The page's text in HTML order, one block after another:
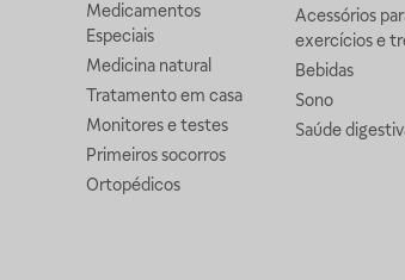
Medicamentos
Especiais
Medicina natural
Tratamento em casa
Monitores e testes
Primeiros socorros
Ortopédicos
Acessórios
exercícios e
Bebidas
Sono
Saúde